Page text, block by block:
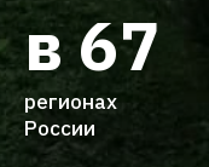
в 67
регионах
России